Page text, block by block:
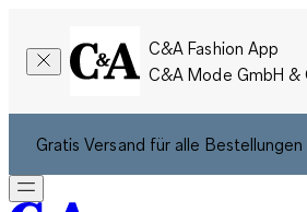
C&A Fashion App
C&A Mode GmbH &
Gratis Versand für alle